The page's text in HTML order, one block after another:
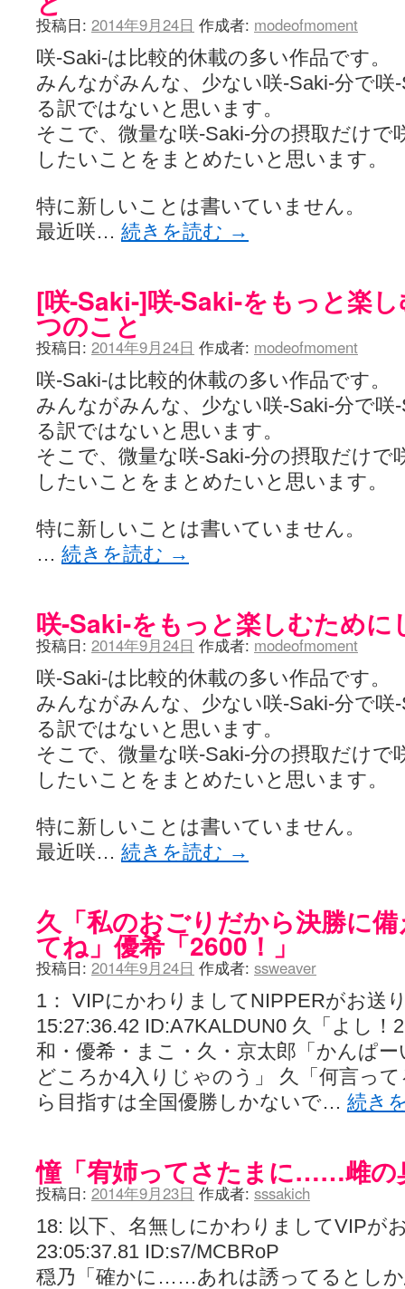
投稿日: 2014年9月24日 作成者: modeofmoment
咲-Saki-は比較的休載の多い作品です。
みんながみんな、少ない咲-Saki-分で咲
る訳ではないと思います。
そこで、微量な咲-Saki-分の摂取だけで
したいことをまとめたいと思います。
特に新しいことは書いていません。
最近咲… 続きを読む →
[咲-Saki-]咲-Saki-をもっと楽
つのこと
投稿日: 2014年9月24日 作成者: modeofmoment
咲-Saki-は比較的休載の多い作品です。
みんながみんな、少ない咲-Saki-分で咲
る訳ではないと思います。
そこで、微量な咲-Saki-分の摂取だけで
したいことをまとめたいと思います。
特に新しいことは書いていません。
… 続きを読む →
咲-Saki-をもっと楽しむために
投稿日: 2014年9月24日 作成者: modeofmoment
咲-Saki-は比較的休載の多い作品です。
みんながみんな、少ない咲-Saki-分で咲
る訳ではないと思います。
そこで、微量な咲-Saki-分の摂取だけで
したいことをまとめたいと思います。
特に新しいことは書いていません。
最近咲… 続きを読む →
久「私のおごりだから決勝に
てね」優希「2600！」
投稿日: 2014年9月24日 作成者: ssweaver
1： VIPにかわりましてNIPPERがお送
15:27:36.42 ID:A7KALDUN0 久「よし！
和・優希・まこ・久・京太郎「かんぱ
どころか4入りじゃのう」 久「何言っ
ら目指すは全国優勝しかないで… 続き
憧「宥姉ってさたまに……雌の
投稿日: 2014年9月23日 作成者: sssakich
18: 以下、名無しにかわりましてVIPが
23:05:37.81 ID:s7/MCBRoP
穏乃「確かに……あれは誘ってるとし